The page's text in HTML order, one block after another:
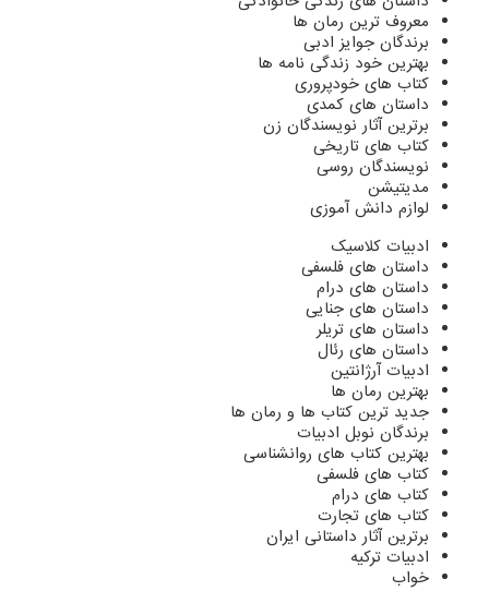
معروف ترین رمان ها
برندگان جوایز ادبی
بهترین خود زندگی نامه ها
کتاب های خودپروری
داستان های کمدی
برترین آثار نویسندگان زن
کتاب های تاریخی
نویسندگان روسی
مدیتیشن
لوازم دانش آموزی
ادبیات کلاسیک
داستان های فلسفی
داستان های درام
داستان های جنایی
داستان های تریلر
داستان های رئال
ادبیات آرژانتین
بهترین رمان ها
جدید ترین کتاب ها و رمان ها
برندگان نوبل ادبیات
بهترین کتاب های روانشناسی
کتاب های فلسفی
کتاب های درام
کتاب های تجارت
برترین آثار داستانی ایران
ادبیات ترکیه
خواب